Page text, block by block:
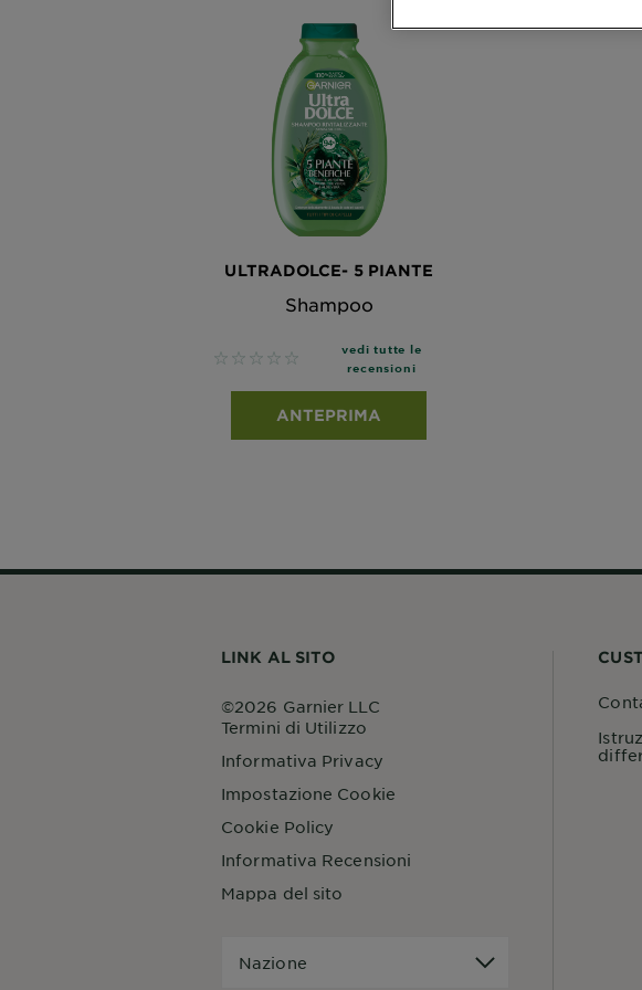
ULTRADOLCE- 5 PIANTE
Shampoo
No reviews
vedi tutte le
recensioni
ANTEPRIMA
LINK AL SITO
Termini di Utilizzo
Informativa Privacy
Impostazione Cookie
Cookie Policy
Informativa Recensioni
Mappa del sito
Nazione
©2026 Garnier LLC